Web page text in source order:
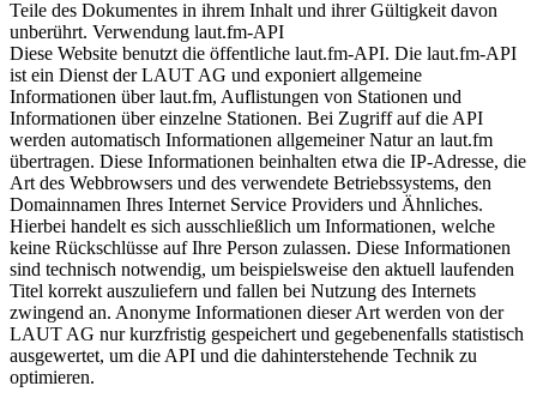
Teile des Dokumentes in ihrem Inhalt und ihrer Gültigkeit davon
unberührt. Verwendung laut.fm-API
Diese Website benutzt die öffentliche laut.fm-API. Die laut.fm-API
ist ein Dienst der LAUT AG und exponiert allgemeine
Informationen über laut.fm, Auflistungen von Stationen und
Informationen über einzelne Stationen. Bei Zugriff auf die API
werden automatisch Informationen allgemeiner Natur an laut.fm
übertragen. Diese Informationen beinhalten etwa die IP-Adresse, die
Art des Webbrowsers und des verwendete Betriebssystems, den
Domainnamen Ihres Internet Service Providers und Ähnliches.
Hierbei handelt es sich ausschließlich um Informationen, welche
keine Rückschlüsse auf Ihre Person zulassen. Diese Informationen
sind technisch notwendig, um beispielsweise den aktuell laufenden
Titel korrekt auszuliefern und fallen bei Nutzung des Internets
zwingend an. Anonyme Informationen dieser Art werden von der
LAUT AG nur kurzfristig gespeichert und gegebenenfalls statistisch
ausgewertet, um die API und die dahinterstehende Technik zu
optimieren.